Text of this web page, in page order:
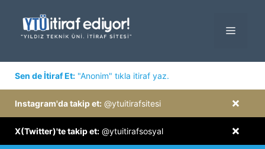
MENÜ
Sen de İtiraf Et: "Anonim" tıkla itiraf yaz.
×
Instagram'da takip et: @ytuitirafsitesi
×
X(Twitter)'te takip et: @ytuitirafsosyal